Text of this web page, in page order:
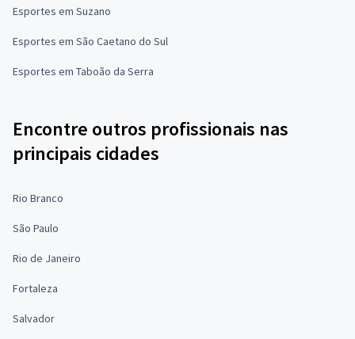
Esportes em Suzano
Esportes em São Caetano do Sul
Esportes em Taboão da Serra
Encontre outros profissionais nas
principais cidades
Rio Branco
São Paulo
Rio de Janeiro
Fortaleza
Salvador